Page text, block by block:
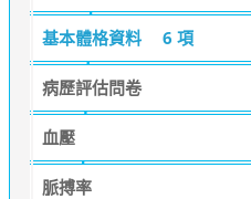
基本體格資料 6 項
病歷評估問卷
血壓
脈搏率